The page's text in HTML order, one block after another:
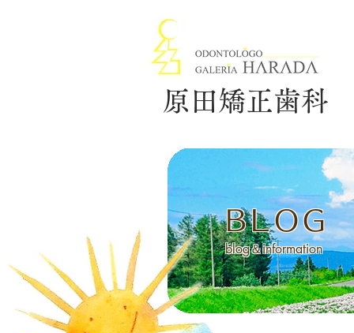
原田矯正歯科
BLOG
blog＆information